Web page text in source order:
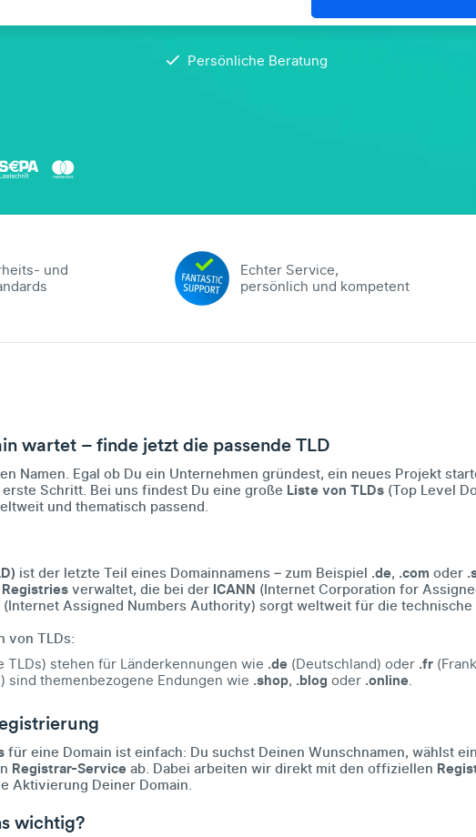
Persönliche Beratung
und
Echter Service,
persönlich und kompetent
wartet – finde jetzt die passende TLD
Namen. Egal ob Du ein Unternehmen gründest, ein neues Projekt
Schritt. Bei uns findest Du eine große Liste von TLDs (Top Level
und thematisch passend.
ist der letzte Teil eines Domainnamens – zum Beispiel .de, .com oder
Registriesverwaltet, die bei der ICANN (Internet Corporation for
(Internet Assigned Numbers Authority) sorgt weltweit für die technische
von TLDs:
TLDs) stehen für Länderkennungen wie .de (Deutschland) oder .fr
sind themenbezogene Endungen wie .shop, .blog oder .online.
für eine Domain ist einfach: Du suchst Deinen Wunschnamen, wählst
Registrar-Service ab. Dabei arbeiten wir direkt mit den offiziellen
Aktivierung Deiner Domain.
wichtig?